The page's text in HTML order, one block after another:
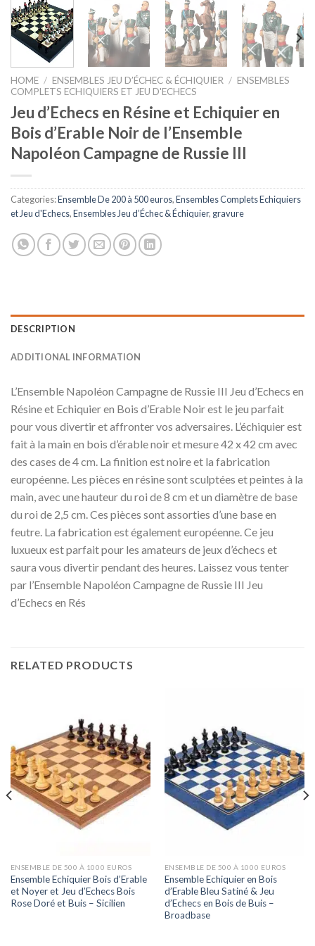
HOME / ENSEMBLES JEU D’ÉCHEC & ÉCHIQUIER / ENSEMBLES
COMPLETS ECHIQUIERS ET JEU D'ECHECS
Jeu d’Echecs en Résine et Echiquier en
Bois d’Erable Noir de l’Ensemble
Napoléon Campagne de Russie III
Categories:Ensemble De 200 à 500 euros,Ensembles Complets Echiquiers
et Jeu d'Echecs,Ensembles Jeu d’Échec & Échiquier, gravure
DESCRIPTION
ADDITIONAL INFORMATION
L’Ensemble Napoléon Campagne de Russie III Jeu d’Echecs en
Résine et Echiquier en Bois d’Erable Noir est le jeu parfait
pour vous divertir et affronter vos adversaires. L’échiquier est
fait à la main en bois d’érable noir et mesure 42 x 42 cm avec
des cases de 4 cm. La finition est noire et la fabrication
européenne. Les pièces en résine sont sculptées et peintes à la
main, avec une hauteur du roi de 8 cm et un diamètre de base
du roi de 2,5 cm. Ces pièces sont assorties d’une base en
feutre. La fabrication est également européenne. Ce jeu
luxueux est parfait pour les amateurs de jeux d’échecs et
saura vous divertir pendant des heures. Laissez vous tenter
par l’Ensemble Napoléon Campagne de Russie III Jeu
d’Echecs en Rés
RELATED PRODUCTS
ENSEMBLE DE 500 À 1000 EUROS
Ensemble Echiquier Bois d’Erable
et Noyer et Jeu d’Echecs Bois
Rose Doré et Buis – Sicilien
ENSEMBLE DE 500 À 1000 EUROS
Ensemble Echiquier en Bois
d’Erable Bleu Satiné & Jeu
d’Echecs en Bois de Buis –
Broadbase